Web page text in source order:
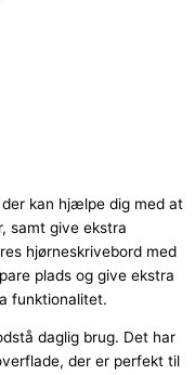
kan hjælpe dig med at
samt give ekstra
hjørneskrivebord med
plads og give ekstra
funktionalitet.
daglig brug. Det har
der er perfekt til